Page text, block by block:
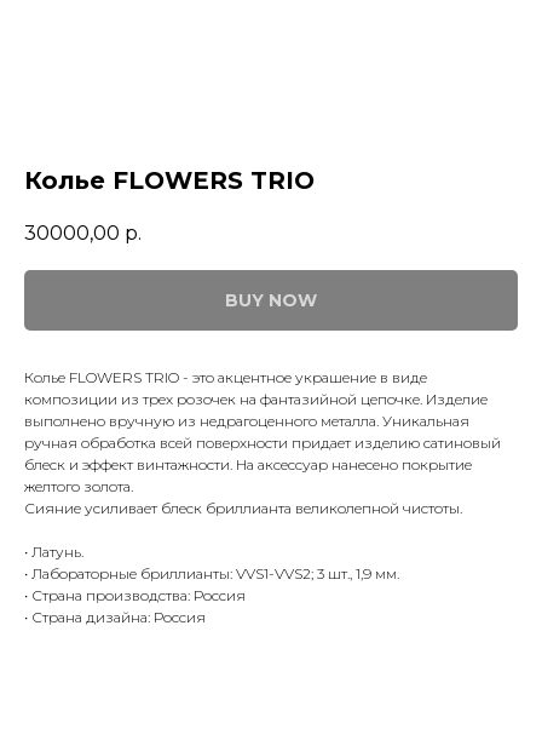
Колье FLOWERS TRIO
30000,00 р.
BUY NOW
Колье FLOWERS TRIO - это акцентное украшение в виде
композиции из трех розочек на фантазийной цепочке. Изделие
выполнено вручную из недрагоценного металла. Уникальная
ручная обработка всей поверхности придает изделию сатиновый
блеск и эффект винтажности. На аксессуар нанесено покрытие
желтого золота.
Сияние усиливает блеск бриллианта великолепной чистоты.
• Латунь.
• Лабораторные бриллианты: VVS1-VVS2; 3 шт., 1,9 мм.
• Страна производства: Россия
• Страна дизайна: Россия